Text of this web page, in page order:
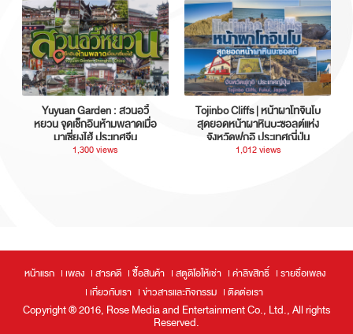
Yuyuan Garden : สวนอวี้
หยวน จุดเช็กอินห้ามพลาดเมื่อ
มาเซี่ยงไฮ้ ประเทศจีน
1,300 views
Tojinbo Cliffs | หน้าผาโทจินโบ
สุดยอดหน้าผาหินบะซอลต์แห่ง
จังหวัดฟุกุอิ ประเทศญี่ปุ่น
1,012 views
หน้าแรก เพลง สารคดี ซื้อสินค้า สตูดิโอให้เช่า ค่าลิขสิทธิ์
รายชื่อเพลง
เกี่ยวกับเรา
ข่าวสารและกิจกรรม ติดต่อเรา
Copyright ® 2016, Rose Media and Entertainment Co., Ltd., All rights
Reserved.